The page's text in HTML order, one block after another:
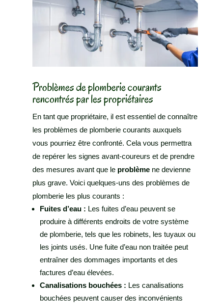
Problèmes de plomberie courants
rencontrés par les propriétaires
En tant que propriétaire, il est essentiel de connaître
les problèmes de plomberie courants auxquels
vous pourriez être confronté. Cela vous permettra
de repérer les signes avant-coureurs et de prendre
des mesures avant que le problème ne devienne
plus grave. Voici quelques-uns des problèmes de
plomberie les plus courants :
Fuites d’eau : Les fuites d’eau peuvent se
produire à différents endroits de votre système
de plomberie, tels que les robinets, les tuyaux ou
les joints usés. Une fuite d’eau non traitée peut
entraîner des dommages importants et des
factures d’eau élevées.
Canalisations bouchées : Les canalisations
bouchées peuvent causer des inconvénients